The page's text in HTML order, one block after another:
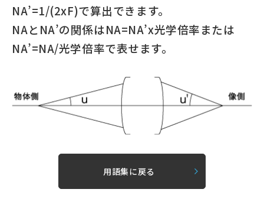
NA’=1/(2xF)で算出できます。
NAとNA’の関係はNA=NA’x光学倍率または
NA’=NA/光学倍率で表せます。
用語集に戻る